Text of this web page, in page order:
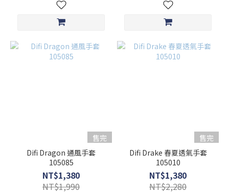
售完
Difi Dragon 通風手套
105085
NT$1,380
NT$1,990
售完
Difi Drake 春夏透氣手套
105010
NT$1,380
NT$2,280